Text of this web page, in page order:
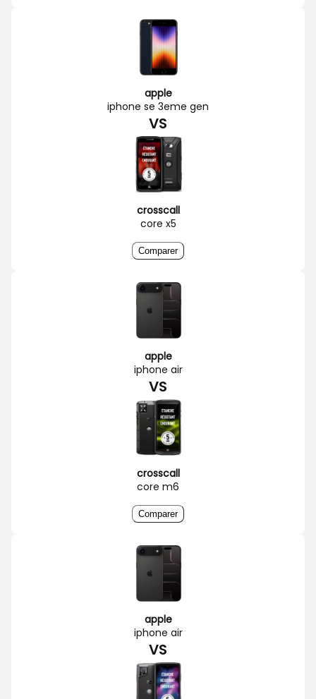
apple
iphone se 3eme gen
VS
crosscall
core x5
Comparer
apple
iphone air
VS
crosscall
core m6
Comparer
apple
iphone air
VS